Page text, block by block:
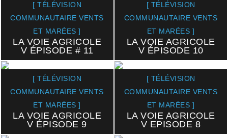
[ TÉLÉVISION
COMMUNAUTAIRE VENTS
ET MARÉES ]
LA VOIE AGRICOLE
V ÉPISODE # 11
[ TÉLÉVISION
COMMUNAUTAIRE VENTS
ET MARÉES ]
LA VOIE AGRICOLE
V ÉPISODE 10
[ TÉLÉVISION
COMMUNAUTAIRE VENTS
ET MARÉES ]
LA VOIE AGRICOLE
V ÉPISODE 9
[ TÉLÉVISION
COMMUNAUTAIRE VENTS
ET MARÉES ]
LA VOIE AGRICOLE
V EPISODE 8